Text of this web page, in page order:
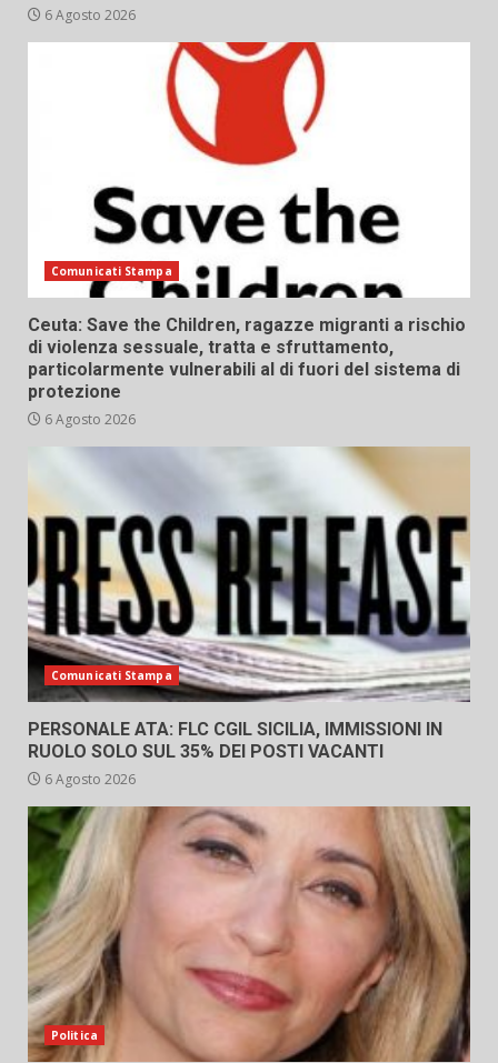
6 Agosto 2026
Comunicati Stampa
Ceuta: Save the Children, ragazze migranti a rischio
di violenza sessuale, tratta e sfruttamento,
particolarmente vulnerabili al di fuori del sistema di
protezione
6 Agosto 2026
Comunicati Stampa
PERSONALE ATA: FLC CGIL SICILIA, IMMISSIONI IN
RUOLO SOLO SUL 35% DEI POSTI VACANTI
6 Agosto 2026
Politica